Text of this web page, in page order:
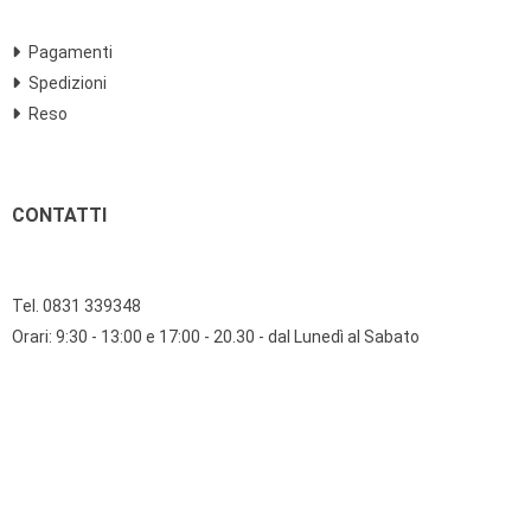
Pagamenti
Spedizioni
Reso
CONTATTI
Tel. 0831 339348
Orari: 9:30 - 13:00 e 17:00 - 20.30 - dal Lunedì al Sabato